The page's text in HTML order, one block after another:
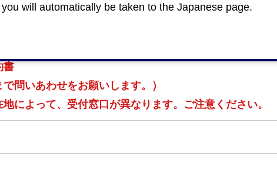
will automatically be taken to the Japanese page.
記簿謄本（登記事項証明書）、売買契約書）を証する
書
で問いあわせをお願いします。）
によって、受付窓口が異なります。ご注意ください。